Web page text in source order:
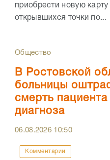
приобрести новую
открывшихся точки по...
Общество
В Ростовской
больницы
смерть
диагноза
06.08.2026 10:50
Комментарии